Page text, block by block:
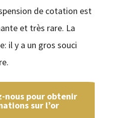
de cotation est
et très rare. La
il y a un gros souci
nous pour obtenir
sur l’or